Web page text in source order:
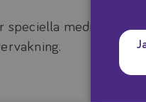
speciella medicinska